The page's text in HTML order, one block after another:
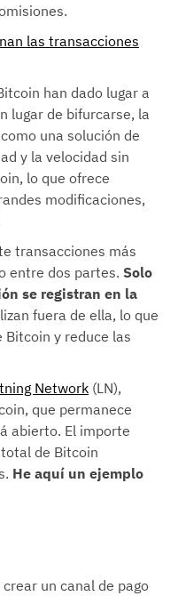
las transacciones
han dado lugar a
lugar de bifurcarse, la
una solución de
y la velocidad sin
lo que ofrece
modificaciones,
transacciones más
entre dos partes. Solo
se registran en la
fuera de ella, lo que
y reduce las
Network (LN),
que permanece
abierto. El importe
de Bitcoin
He aquí un ejemplo
un canal de pago